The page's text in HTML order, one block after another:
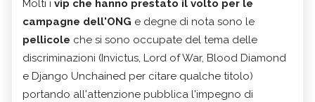
Molti i vip che hanno prestato il volto per le
campagne dell'ONG e degne di nota sono le
pellicole che si sono occupate del tema delle
discriminazioni (Invictus, Lord of War, Blood Diamond
e Django Unchained per citare qualche titolo)
portando all'attenzione pubblica l'impegno di